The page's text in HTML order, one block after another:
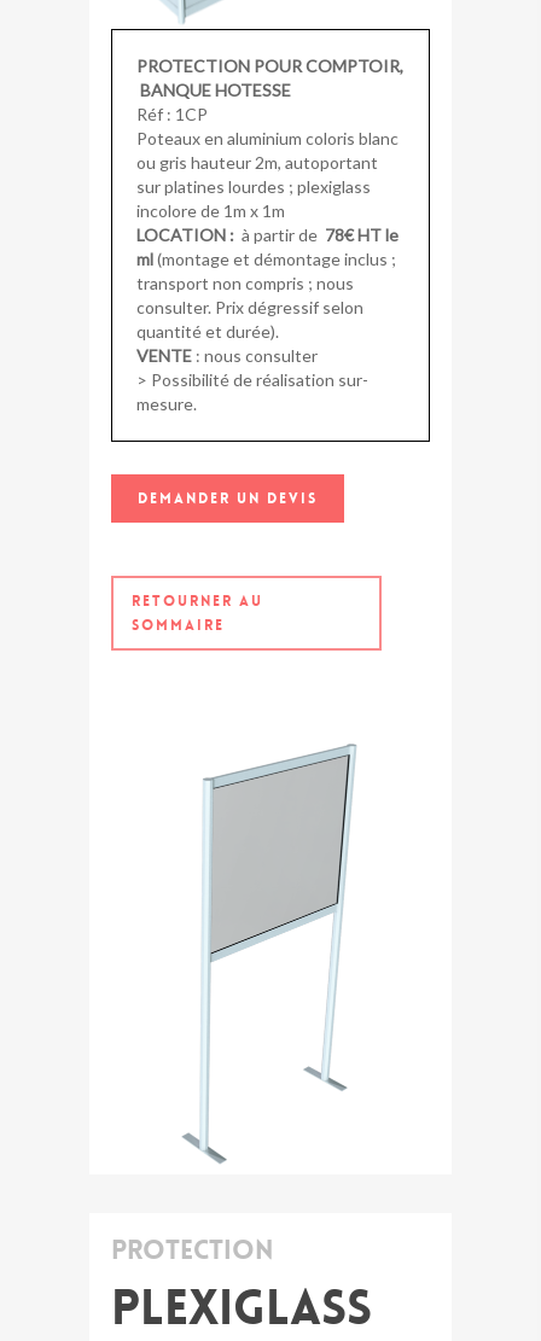
PROTECTION POUR COMPTOIR,
BANQUE HOTESSE
Réf : 1CP
Poteaux en aluminium coloris blanc
ou gris hauteur 2m, autoportant
sur platines lourdes ; plexiglass
incolore de 1m x 1m
LOCATION : à partir de 78€ HT le
ml(montage et démontage inclus ;
transport non compris ; nous
consulter. Prix dégressif selon
quantité et durée).
VENTE : nous consulter
> Possibilité de réalisation sur-
mesure.
DEMANDER UN DEVIS
RETOURNER AU
SOMMAIRE
Protection
Plexiglass